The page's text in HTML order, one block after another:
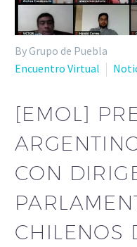
By Grupo de Puebla
Encuentro Virtual
[EMOL]
CON
CHILENOS